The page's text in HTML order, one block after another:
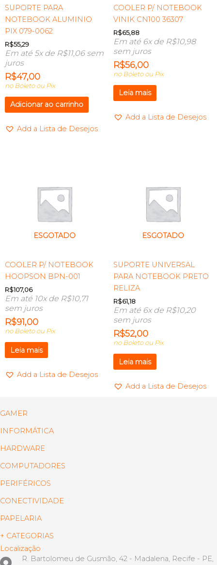
SUPORTE PARA
NOTEBOOK ALUMINIO
PIX 079-0062
R$55,29
Em até 5x de R$11,06sem
juros
R$47,00
no Boleto ou Pix
Adicionar ao carrinho
Add a Lista de Desejos
COOLER P/ NOTEBOOK
VINIK CN100 36307
R$65,88
Em até 6x de R$10,98
sem juros
R$56,00
no Boleto ou Pix
Leia mais
Add a Lista de Desejos
ESGOTADO
COOLER P/ NOTEBOOK
HOOPSON BPN-001
R$107,06
Em até 10x de R$10,71
sem juros
R$91,00
no Boleto ou Pix
Leia mais
Add a Lista de Desejos
ESGOTADO
SUPORTE UNIVERSAL
PARA NOTEBOOK PRETO
RELIZA
R$61,18
Em até 6x de R$10,20
sem juros
R$52,00
no Boleto ou Pix
Leia mais
Add a Lista de Desejos
GAMER
INFORMÁTICA
HARDWARE
COMPUTADORES
PERIFÉRICOS
CONECTIVIDADE
PAPELARIA
+ CATEGORIAS
Localização
R. Bartolomeu de Gusmão, 42 - Madalena, Recife - PE,